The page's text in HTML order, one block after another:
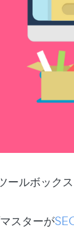
ルボックス
スターが